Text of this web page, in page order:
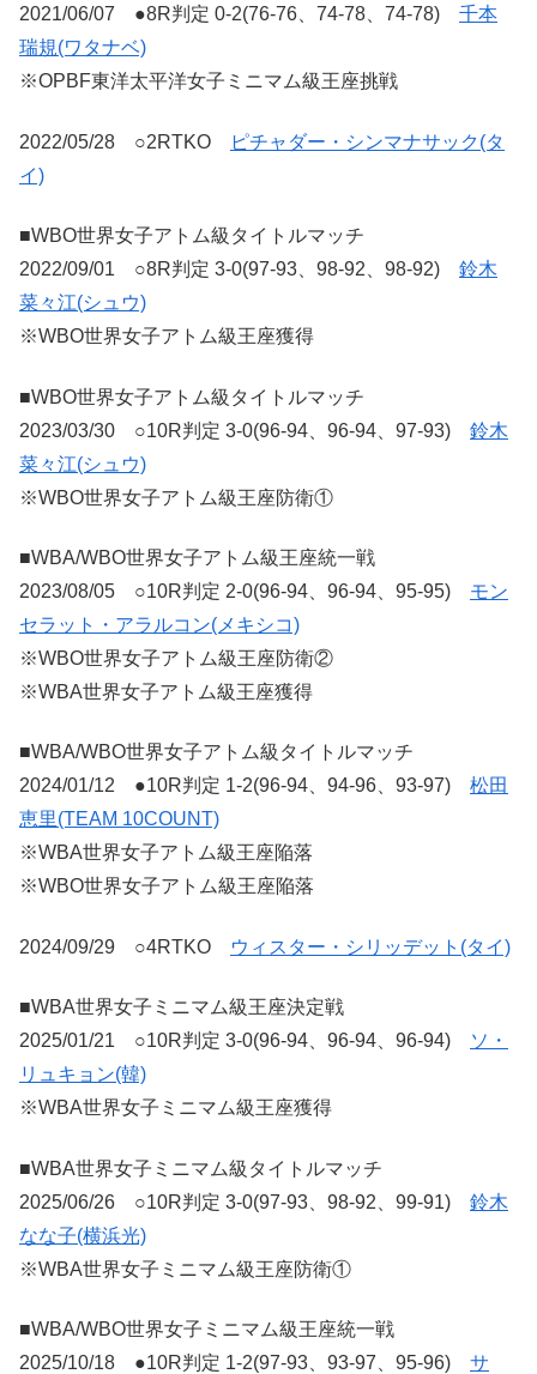
2021/06/07 ●8R判定 0-2(76-76、74-78、74-78) 千本
瑞規(ワタナベ)
※OPBF東洋太平洋女子ミニマム級王座挑戦
2022/05/28 ○2RTKO
ピチャダー・シンマナサック(タ
イ)
■WBO世界女子アトム級タイトルマッチ
2022/09/01 ○8R判定 3-0(97-93、98-92、98-92) 鈴木
菜々江(シュウ)
※WBO世界女子アトム級王座獲得
■WBO世界女子アトム級タイトルマッチ
2023/03/30 ○10R判定 3-0(96-94、96-94、97-93) 鈴木
菜々江(シュウ)
※WBO世界女子アトム級王座防衛①
■WBA/WBO世界女子アトム級王座統一戦
2023/08/05 ○10R判定 2-0(96-94、96-94、95-95) モン
セラット・アラルコン(メキシコ)
※WBO世界女子アトム級王座防衛②
※WBA世界女子アトム級王座獲得
■WBA/WBO世界女子アトム級タイトルマッチ
2024/01/12 ●10R判定 1-2(96-94、94-96、93-97) 松田
恵里(TEAM 10COUNT)
※WBA世界女子アトム級王座陥落
※WBO世界女子アトム級王座陥落
2024/09/29 ○4RTKO ウィスター・シリッデット(タイ)
■WBA世界女子ミニマム級王座決定戦
2025/01/21 ○10R判定 3-0(96-94、96-94、96-94)
ソ・
リュキョン(韓)
※WBA世界女子ミニマム級王座獲得
■WBA世界女子ミニマム級タイトルマッチ
2025/06/26 ○10R判定 3-0(97-93、98-92、99-91) 鈴木
なな子(横浜光)
※WBA世界女子ミニマム級王座防衛①
■WBA/WBO世界女子ミニマム級王座統一戦
2025/10/18 ●10R判定 1-2(97-93、93-97、95-96) サ